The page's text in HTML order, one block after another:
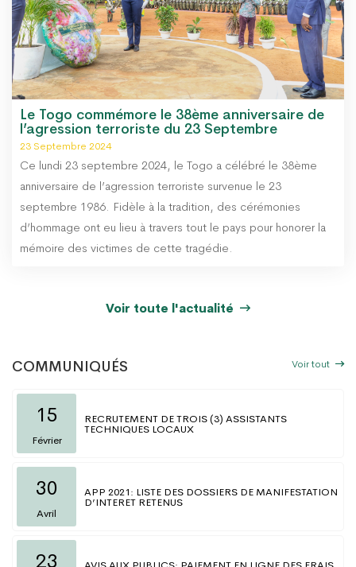
Le Togo commémore le 38ème anniversaire de
l’agression terroriste du 23 Septembre
23 Septembre 2024
Ce lundi 23 septembre 2024, le Togo a célébré le 38ème
anniversaire de l’agression terroriste survenue le 23
septembre 1986. Fidèle à la tradition, des cérémonies
d’hommage ont eu lieu à travers tout le pays pour honorer la
mémoire des victimes de cette tragédie.
Voir toute l'actualité
COMMUNIQUÉS Voir tout
15
Février
RECRUTEMENT DE TROIS (3) ASSISTANTS
TECHNIQUES LOCAUX
30
Avril
APP 2021: LISTE DES DOSSIERS DE MANIFESTATION
D’INTERET RETENUS
23